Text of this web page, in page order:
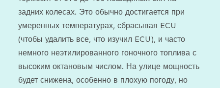
задних колесах. Это обычно достигается при
умеренных температурах, сбрасывая ECU
(чтобы удалить все, что изучил ECU), и часто
немного неэтилированного гоночного топлива с
высоким октановым числом. На улице мощность
будет снижена, особенно в плохую погоду, но